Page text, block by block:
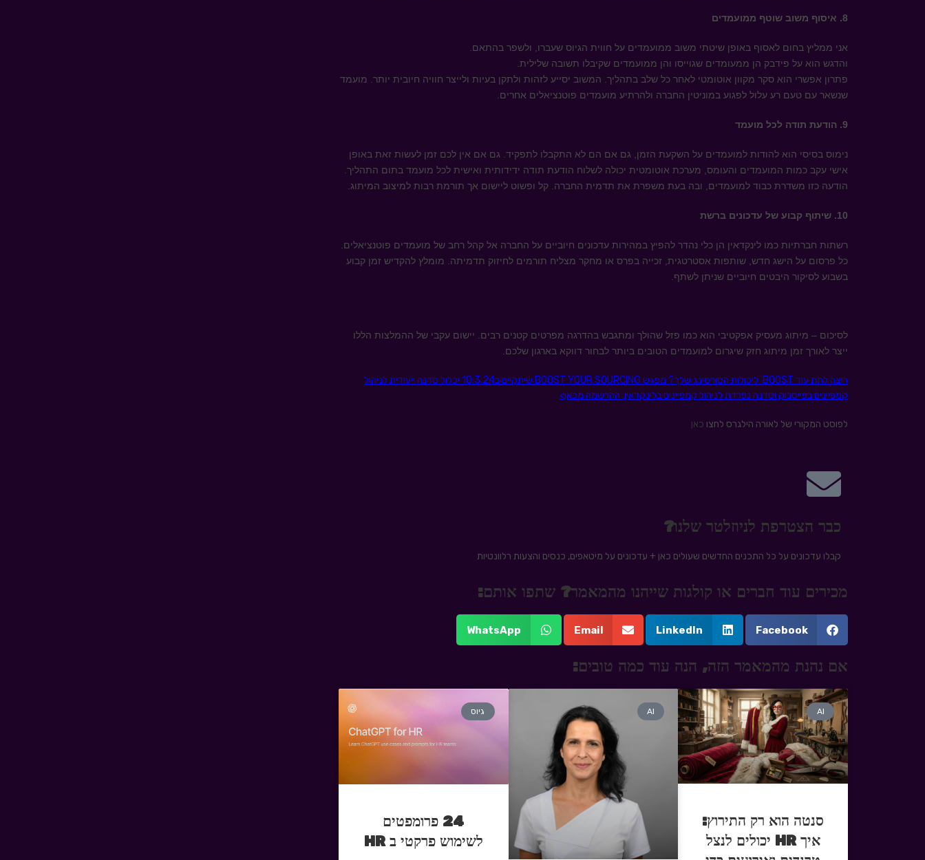
8. איסוף משוב שוטף ממועמדים
אני ממליץ בחום לאסוף באופן שיטתי משוב ממועמדים על חווית הגיוס שעברו, ולשפר בהתאם.
והדגש הוא על פידבק הן ממעומדים שגוייסו והן ממועמדים שקיבלו תשובה שלילית.
פתרון אפשרי הוא סקר מקוון אוטומטי לאחר כל שלב בתהליך. המשוב יסייע לזהות ולתקן בעיות ולייצר חוויה חיובית יותר. מועמד
שנשאר עם טעם רע עלול לפגוע במוניטין החברה ולהרתיע מועמדים פוטנציאלים אחרים.
9. הודעת תודה לכל מועמד
נימוס בסיסי הוא להודות למועמדים על השקעת הזמן, גם אם הם לא התקבלו לתפקיד. גם אם אין לכם זמן לעשות זאת באופן
אישי עקב כמות המועמדים והעומס, מערכת אוטומטית יכולה לשלוח הודעת תודה ידידותית ואישית לכל מועמד בתום התהליך.
הודעה כזו משדרת כבוד למועמדים, ובה בעת משפרת את תדמית החברה. קל ופשוט ליישום אך תורמת רבות למיצוב המיתוג.
10. שיתוף קבוע של עדכונים ברשת
רשתות חברתיות כמו לינקדאין הן כלי נהדר להפיץ במהירות עדכונים חיוביים על החברה אל קהל רחב של מועמדים פוטנציאלים.
כל פרסום על הישג חדש, שותפות אסטרטגית, זכייה בפרס או מחקר מצליח תורמים לחיזוק תדמיתה. מומלץ להקדיש זמן קבוע
בשבוע לסיקור היבטים חיוביים שניתן לשתף.
לסיכום – מיתוג מעסיק אפקטיבי הוא כמו פזל שהולך ומתגבש בהדרגה מפרטים קטנים רבים. יישום עקבי של ההמלצות הללו
ייצר לאורך זמן מיתוג חזק שיגרום למועמדים הטובים ביותר לבחור דווקא בארגון שלכם.
רוצה לתת עוד BOOST ליכולות הסורסינג שלך? מפגש BOOST YOUR SOURCING שיתקיים ב10.3.24 יכלול סדנה ייעודית לניהול
קמפיינים בפייסבוק וסדנה נפרדת לניהול קמפיינים בלינקדאין. ההרשמה מכאן>
לפוסט המקורי של לאורה הילגרס לחצו כאן
כבר הצטרפת לניוזלטר שלנו?
קבלו עדכונים על כל התכנים החדשים שעולים כאן + עדכונים על מיטאפים, כנסים והצעות רלוונטיות
מכירים עוד חברים או קולגות שייהנו מהמאמר? שתפו אותם:
Facebook
LinkedIn
Email
WhatsApp
אם נהנת מהמאמר הזה, הנה עוד כמה טובים:
AI
סנטה הוא רק התירוץ:
איך HR יכולים לנצל
AI גיוס
24 פרומפטים
לשימוש פרקטי ב HR